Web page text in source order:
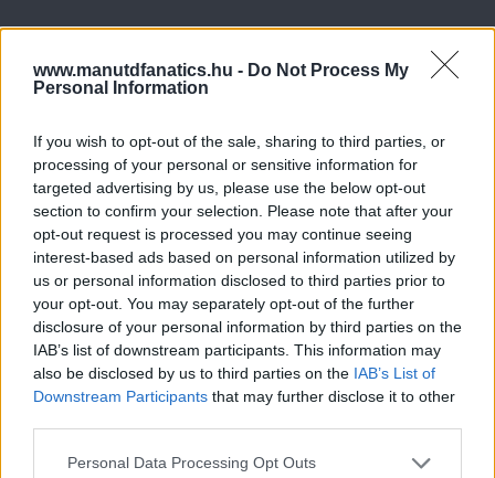
www.manutdfanatics.hu - Do Not Process My
Personal Information
If you wish to opt-out of the sale, sharing to third parties, or
processing of your personal or sensitive information for
targeted advertising by us, please use the below opt-out
section to confirm your selection. Please note that after your
opt-out request is processed you may continue seeing
interest-based ads based on personal information utilized by
us or personal information disclosed to third parties prior to
your opt-out. You may separately opt-out of the further
disclosure of your personal information by third parties on the
IAB’s list of downstream participants. This information may
also be disclosed by us to third parties on the IAB’s List of
Downstream Participants that may further disclose it to other
Please note that this website/app uses one or more Google
Personal Data Processing Opt Outs